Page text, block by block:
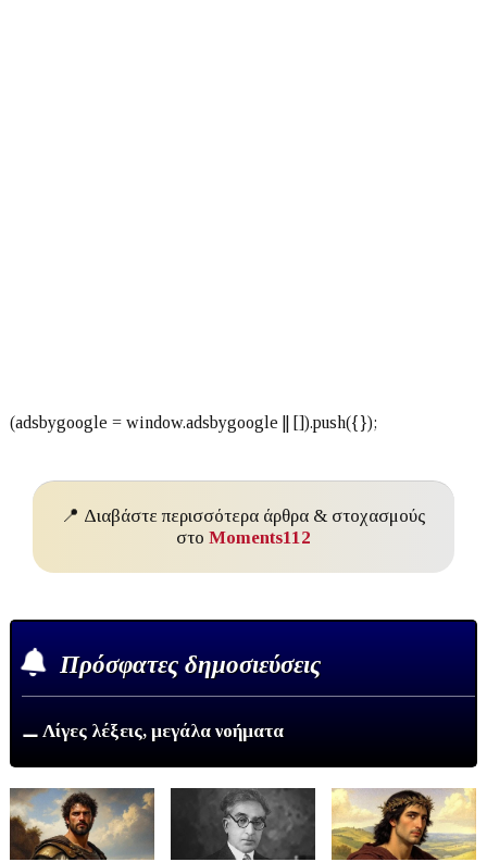
📍 Διαβάστε περισσότερα άρθρα & στοχασμούς
στο Moments112
Πρόσφατες δημοσιεύσεις
⚊ Λίγες λέξεις, μεγάλα νοήματα